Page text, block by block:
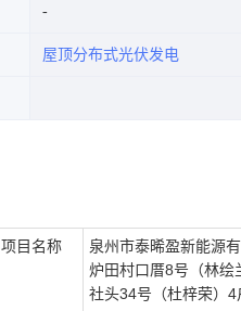
屋顶分布式光伏发电
项目名称
泉州市泰晞盈新能源
炉田村口厝8号（林绘
社头34号（杜梓荣）